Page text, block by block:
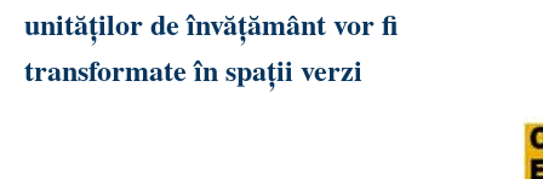
unităților de învățământ vor fi
transformate în spații verzi